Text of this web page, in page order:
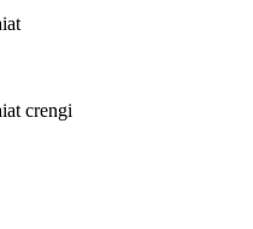
crengi